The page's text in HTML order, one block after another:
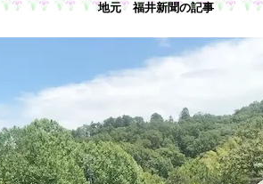
地元 福井新聞の記事